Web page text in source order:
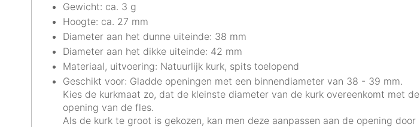
Gewicht: ca. 3 g
Hoogte: ca. 27 mm
Diameter aan het dunne uiteinde: 38 mm
Diameter aan het dikke uiteinde: 42 mm
Materiaal, uitvoering: Natuurlijk kurk, spits toelopend
Geschikt voor: Gladde openingen met een binnendiameter van 38 - 39 mm.
Kies de kurkmaat zo, dat de kleinste diameter van de kurk overeenkomt met de
opening van de fles.
Als de kurk te groot is gekozen, kan men deze aanpassen aan de opening door